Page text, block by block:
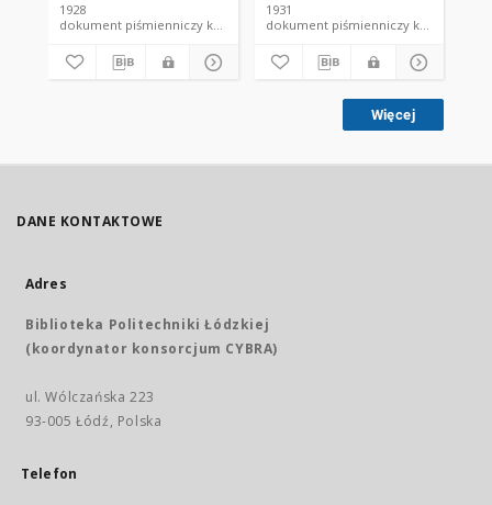
1928
dokument piśmienniczy książka
1931
dokument piśmienniczy książka
Więcej
DANE KONTAKTOWE
Adres
Biblioteka Politechniki Łódzkiej
(koordynator konsorcjum CYBRA)
ul. Wólczańska 223
93-005 Łódź, Polska
Telefon